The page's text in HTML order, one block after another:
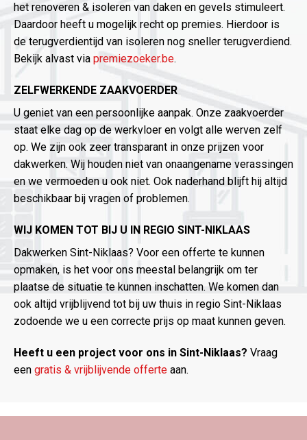
het renoveren & isoleren van daken en gevels stimuleert.
Daardoor heeft u mogelijk recht op premies. Hierdoor is
de terugverdientijd van isoleren nog sneller terugverdiend.
Bekijk alvast via premiezoeker.be.
ZELFWERKENDE ZAAKVOERDER
U geniet van een persoonlijke aanpak. Onze zaakvoerder
staat elke dag op de werkvloer en volgt alle werven zelf
op. We zijn ook zeer transparant in onze prijzen voor
dakwerken. Wij houden niet van onaangename verassingen
en we vermoeden u ook niet. Ook naderhand blijft hij altijd
beschikbaar bij vragen of problemen.
WIJ KOMEN TOT BIJ U IN REGIO SINT-NIKLAAS
Dakwerken Sint-Niklaas? Voor een offerte te kunnen
opmaken, is het voor ons meestal belangrijk om ter
plaatse de situatie te kunnen inschatten. We komen dan
ook altijd vrijblijvend tot bij uw thuis in regio Sint-Niklaas
zodoende we u een correcte prijs op maat kunnen geven.
Heeft u een project voor ons in Sint-Niklaas? Vraag
een gratis & vrijblijvende offerte aan.